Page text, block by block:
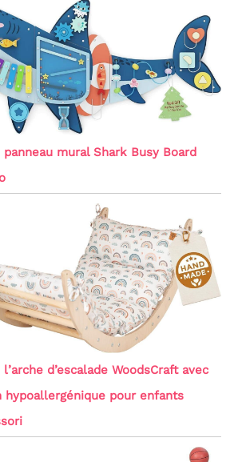
panneau mural Shark Busy Board
d’escalade WoodsCraft avec
hypoallergénique pour enfants